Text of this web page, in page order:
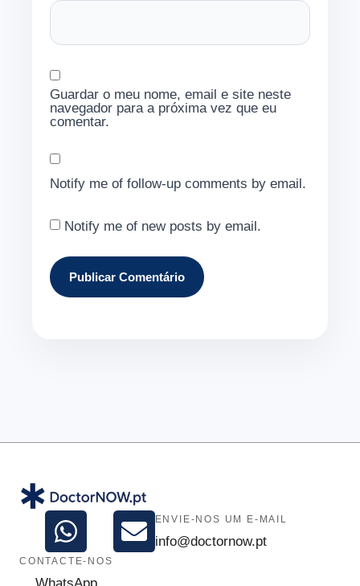
Guardar o meu nome, email e site neste
navegador para a próxima vez que eu
comentar.
Notify me of follow-up comments by email.
Notify me of new posts by email.
CONTACTE-NOS
WhatsApp
ENVIE-NOS UM E-MAIL
info@doctornow.pt